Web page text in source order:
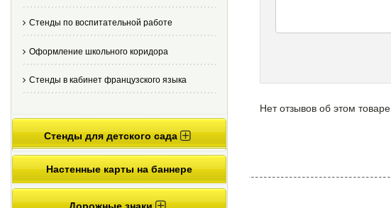
Стенды по воспитательной работе
Оформление школьного коридора
Стенды в кабинет французского языка
Стенды для детского сада
Настенные карты на баннере
Дорожные знаки
Нет отзывов об этом товаре.